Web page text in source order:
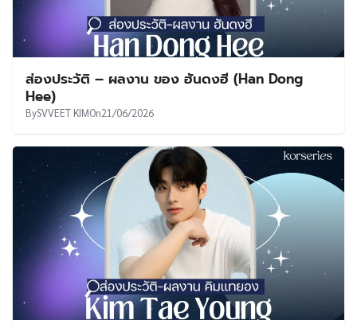
ส่องประวัติ – ผลงาน ของ ฮันดงฮี (Han Dong
Hee)
BySVVEET KIMOn21/06/2026